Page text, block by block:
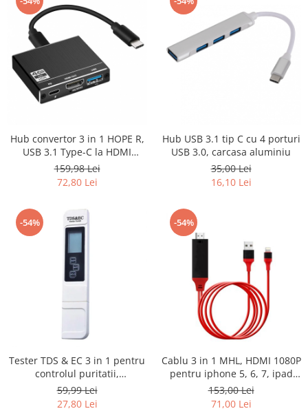
Hub convertor 3 in 1 HOPE R,
USB 3.1 Type-C la HDMI
4K@60Hz, USB 3.0 si port de
incarcare USB Type-C, negru
159,98 Lei
72,80 Lei
Hub USB 3.1 tip C cu 4 porturi
USB 3.0, carcasa aluminiu
35,00 Lei
16,10 Lei
-54%
Tester TDS & EC 3 in 1 pentru
controlul puritatii,
conductivitatii si temperaturii
apei, LCD
59,99 Lei
27,80 Lei
-54%
Cablu 3 in 1 MHL, HDMI 1080P
pentru iphone 5, 6, 7, ipad
mini, pro, ipod touch 2m,
rosu, HOPE R
153,00 Lei
71,00 Lei